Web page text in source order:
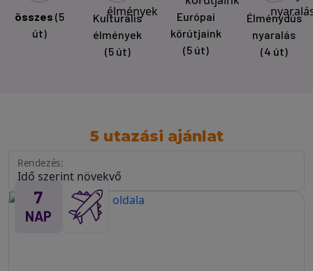
összes (5
út)
Kulturális
élmények
(5 út)
Európai
körútjaink
(5 út)
Élménydús
nyaralás
(4 út)
5 utazási ajánlat
Rendezés:
7
NAP